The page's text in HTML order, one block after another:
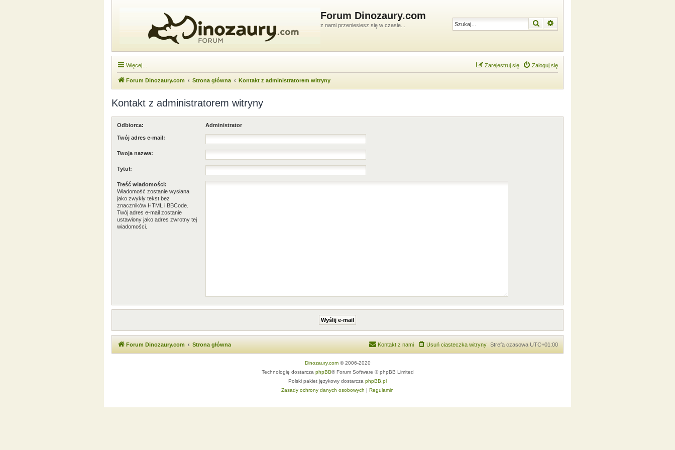
Forum Dinozaury.com
z nami przeniesiesz się w czasie... Szukaj
Więcej… Zaloguj się
Zarejestruj się
Forum Dinozaury.com Strona główna Kontakt z administratorem witryny
Kontakt z administratorem witryny
Odbiorca: Administrator
Twój adres e-mail:
Twoja nazwa:
Tytuł:
Treść wiadomości:
Wiadomość zostanie wysłana
jako zwykły tekst bez
znaczników HTML i BBCode.
Twój adres e-mail zostanie
ustawiony jako adres zwrotny tej
wiadomości.
Forum Dinozaury.com Strona główna Strefa czasowa UTC+01:00
Usuń ciasteczka witryny
Kontakt z nami
Dinozaury.com© 2006-2020
Technologię dostarcza phpBB® Forum Software © phpBB Limited
Polski pakiet językowy dostarcza phpBB.pl
Zasady ochrony danych osobowych | Regulamin